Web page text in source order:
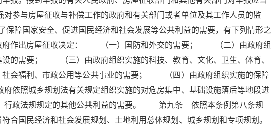
与房屋征收与补偿工作的政府和有关部门或者单位及其工作人员的监
家安全、促进国民经济和社会发展等公共利益的需要，有下列情形之
府作出房屋征收决定： （一）国防和外交的需要； （二）由政府组
设的需要； （三）由政府组织实施的科技、教育、文化、卫生、体育、
社会福利、市政公用等公共事业的需要； （四）由政府组织实施的保障
照城乡规划法有关规定组织实施的对危房集中、基础设施落后等地段进
政法规规定的其他公共利益的需要。 第九条 依照本条例第八条规
合国民经济和社会发展规划、土地利用总体规划、城乡规划和专项规划。